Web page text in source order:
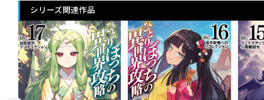
シリーズ関連作品